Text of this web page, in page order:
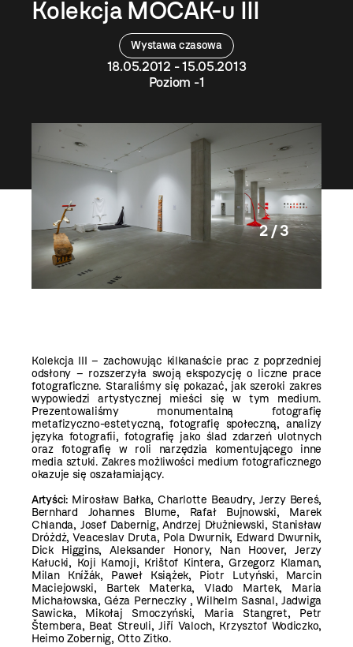
Wystawa czasowa
18.05.2012 - 15.05.2013
Poziom -1
Kolekcja MOCAK-u III
2 / 3
Kolekcja III – zachowując kilkanaście prac z poprzedniej
odsłony – rozszerzyła swoją ekspozycję o liczne prace
fotograficzne. Staraliśmy się pokazać, jak szeroki zakres
wypowiedzi artystycznej mieści się w tym medium.
Prezentowaliśmy monumentalną fotografię
metafizyczno-estetyczną, fotografię społeczną, analizy
języka fotografii, fotografię jako ślad zdarzeń ulotnych
oraz fotografię w roli narzędzia komentującego inne
media sztuki. Zakres możliwości medium fotograficznego
okazuje się oszałamiający.
Artyści:Mirosław Bałka, Charlotte Beaudry, Jerzy Bereś,
Bernhard Johannes Blume, Rafał Bujnowski, Marek
Chlanda, Josef Dabernig, Andrzej Dłużniewski, Stanisław
Dróżdż, Veaceslav Druta, Pola Dwurnik, Edward Dwurnik,
Dick Higgins, Aleksander Honory, Nan Hoover, Jerzy
Kałucki, Koji Kamoji, Krištof Kintera, Grzegorz Klaman,
Milan Knížák, Paweł Książek, Piotr Lutyński, Marcin
Maciejowski, Bartek Materka, Vlado Martek, Maria
Michałowska, Géza Perneczky , Wilhelm Sasnal, Jadwiga
Sawicka, Mikołaj Smoczyński, Maria Stangret, Petr
Štembera, Beat Streuli, Jiří Valoch, Krzysztof Wodiczko,
Heimo Zobernig, Otto Zitko.